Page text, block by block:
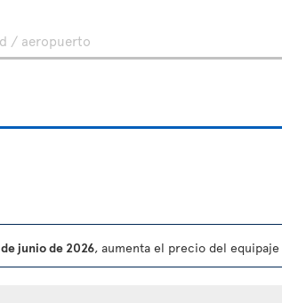
junio de 2026, aumenta el precio del